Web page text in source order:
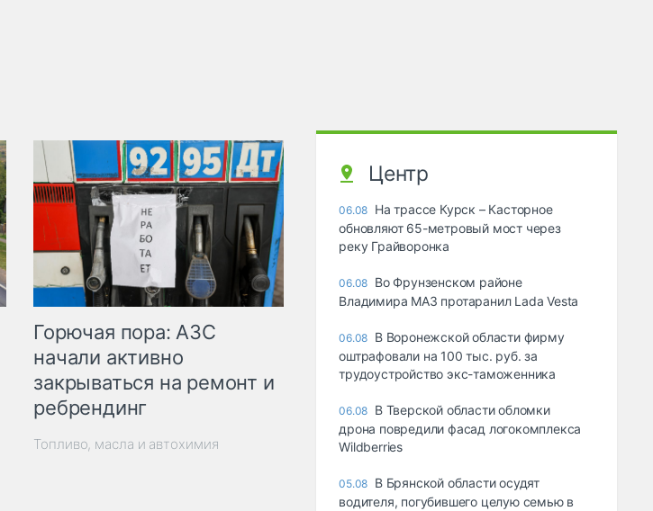
Горючая пора: АЗС
начали активно
закрываться на ремонт и
ребрендинг
Топливо, масла и автохимия
Центр
06.08 На трассе Курск – Касторное
обновляют 65-метровый мост через
реку Грайворонка
06.08 Во Фрунзенском районе
Владимира МАЗ протаранил Lada Vesta
06.08 В Воронежской области фирму
оштрафовали на 100 тыс. руб. за
трудоустройство экс-таможенника
06.08 В Тверской области обломки
дрона повредили фасад логокомплекса
Wildberries
05.08 В Брянской области осудят
водителя, погубившего целую семью в